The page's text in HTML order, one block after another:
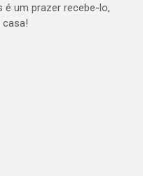
um prazer recebe-lo,